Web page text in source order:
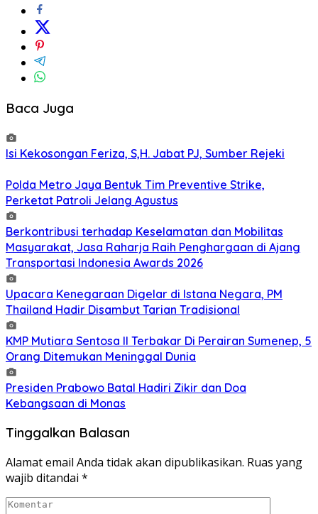
Baca Juga
Isi Kekosongan Feriza, S,H. Jabat PJ, Sumber Rejeki
Polda Metro Jaya Bentuk Tim Preventive Strike,
Perketat Patroli Jelang Agustus
Berkontribusi terhadap Keselamatan dan Mobilitas
Masyarakat, Jasa Raharja Raih Penghargaan di Ajang
Transportasi Indonesia Awards 2026
Upacara Kenegaraan Digelar di Istana Negara, PM
Thailand Hadir Disambut Tarian Tradisional
KMP Mutiara Sentosa II Terbakar Di Perairan Sumenep, 5
Orang Ditemukan Meninggal Dunia
Presiden Prabowo Batal Hadiri Zikir dan Doa
Kebangsaan di Monas
Tinggalkan Balasan
Alamat email Anda tidak akan dipublikasikan. Ruas yang
wajib ditandai *